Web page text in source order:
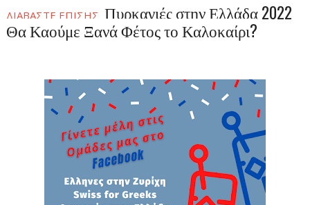
ΔΙΑΒΑΣΤΕ ΕΠΙΣΗΣ Πυρκαγιές στην Ελλάδα 2022
Θα Καούμε Ξανά Φέτος το Καλοκαίρι?